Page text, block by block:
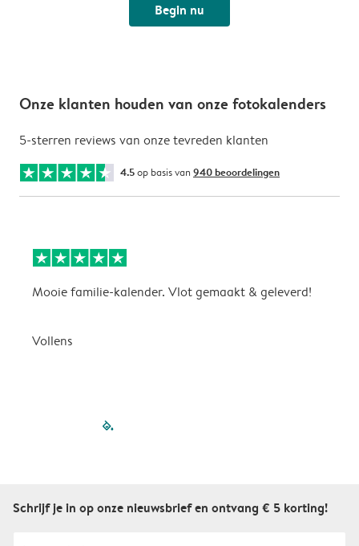
Begin nu
Onze klanten houden van onze fotokalenders
5-sterren reviews van onze tevreden klanten
4.5op basis van 940 beoordelingen
Mooie familie-kalender. Vlot gemaakt & geleverd!
Vollens
filled-pagination
Schrijf je in op onze nieuwsbrief en ontvang € 5 korting!